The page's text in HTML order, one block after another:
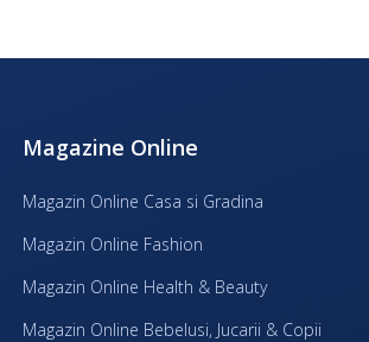
Magazine Online
Magazin Online Casa si Gradina
Magazin Online Fashion
Magazin Online Health & Beauty
Magazin Online Bebelusi, Jucarii & Copii